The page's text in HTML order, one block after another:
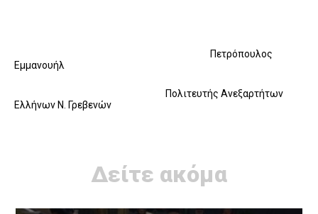
Πετρόπουλος
Εμμανουήλ
Πολιτευτής Ανεξαρτήτων
Ελλήνων Ν. Γρεβενών
Δείτε ακόμα